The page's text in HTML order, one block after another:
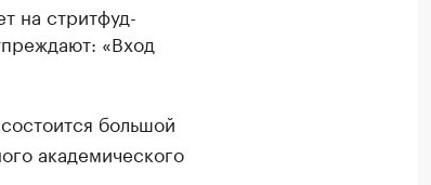
на стритфуд-
«Вход
большой
академического